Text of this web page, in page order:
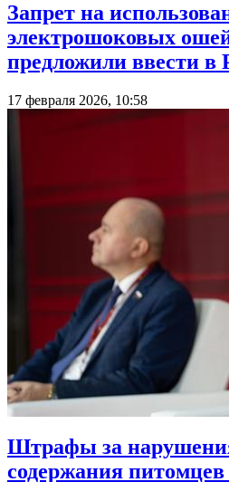
Запрет на
электрошоковых
предложили ввести в
17 февраля 2026, 10:58
Штрафы за
содержания питомцев